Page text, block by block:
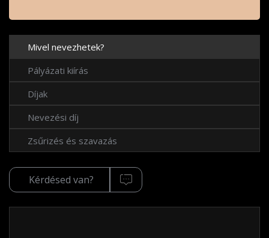
Mivel nevezhetek?
Pályázati kiírás
Díjak
Nevezési díj
Zsűrizés és szavazás
Kérdésed van?